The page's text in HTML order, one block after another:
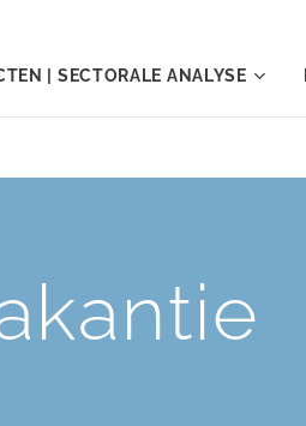
| SECTORALE ANALYSE